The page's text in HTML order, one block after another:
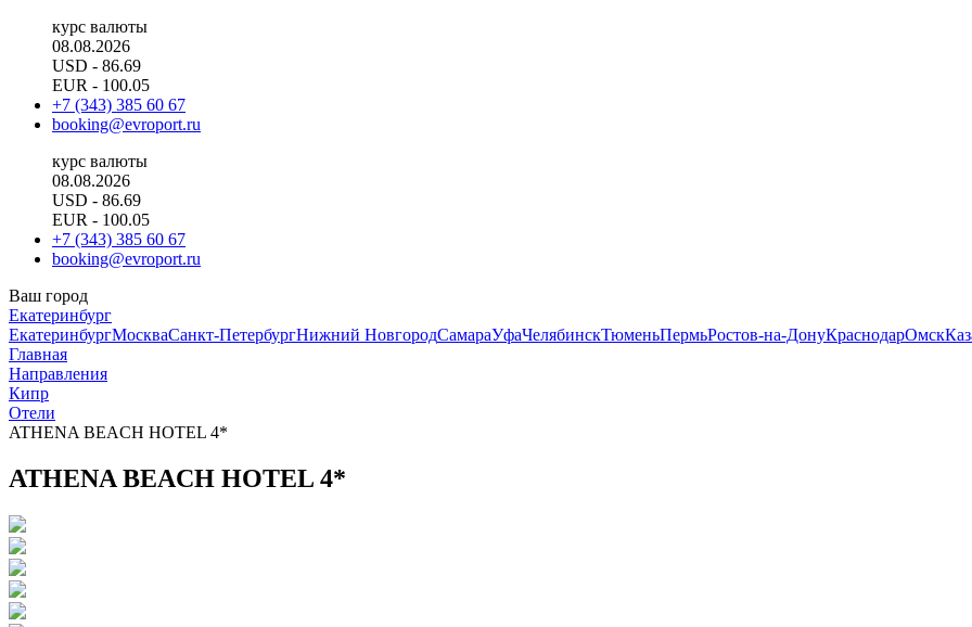
курс валюты
08.08.2026
USD - 86.69
EUR - 100.05
+7 (343) 385 60 67
booking@evroport.ru
курс валюты
08.08.2026
USD - 86.69
EUR - 100.05
+7 (343) 385 60 67
booking@evroport.ru
Ваш город
Екатеринбург
ЕкатеринбургМоскваСанкт-ПетербургНижний НовгородСамараУфаЧелябинскТюменьПермьРостов-на-ДонуКраснодарОмск
Главная
Направления
Кипр
Отели
ATHENA BEACH HOTEL 4*
ATHENA BEACH HOTEL 4*